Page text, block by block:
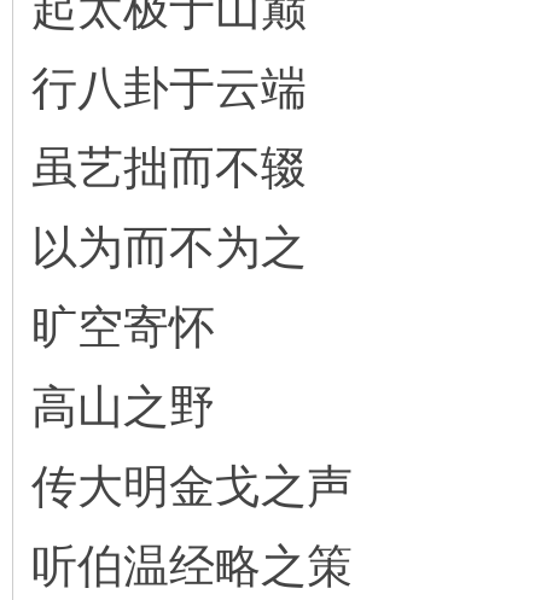
行八卦于云端
虽艺拙而不辍
以为而不为之
旷空寄怀
高山之野
传大明金戈之声
听伯温经略之策